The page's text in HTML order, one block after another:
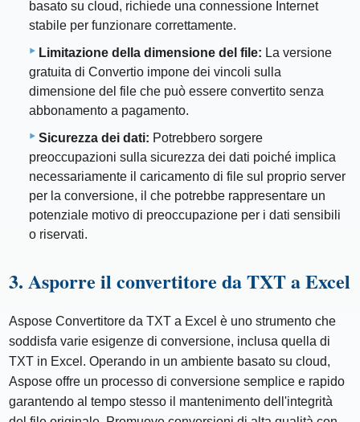
basato su cloud, richiede una connessione Internet
stabile per funzionare correttamente.
Limitazione della dimensione del file: La versione
gratuita di Convertio impone dei vincoli sulla
dimensione del file che può essere convertito senza
abbonamento a pagamento.
Sicurezza dei dati: Potrebbero sorgere
preoccupazioni sulla sicurezza dei dati poiché implica
necessariamente il caricamento di file sul proprio server
per la conversione, il che potrebbe rappresentare un
potenziale motivo di preoccupazione per i dati sensibili
o riservati.
3. Asporre il convertitore da TXT a Excel
Aspose Convertitore da TXT a Excel è uno strumento che
soddisfa varie esigenze di conversione, inclusa quella di
TXT in Excel. Operando in un ambiente basato su cloud,
Aspose offre un processo di conversione semplice e rapido
garantendo al tempo stesso il mantenimento dell'integrità